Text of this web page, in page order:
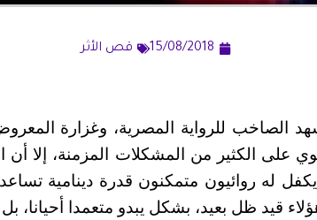
15/08/2018 قص الأثر
الصاخب للرواية المصرية، وغزارة
على الكثير من المشكلات المزمنة، إلا
له روائيون متمكنون قدرة دينامية
قيد ظل بعيد، بشكل يبدو متعمدا أحيانا،